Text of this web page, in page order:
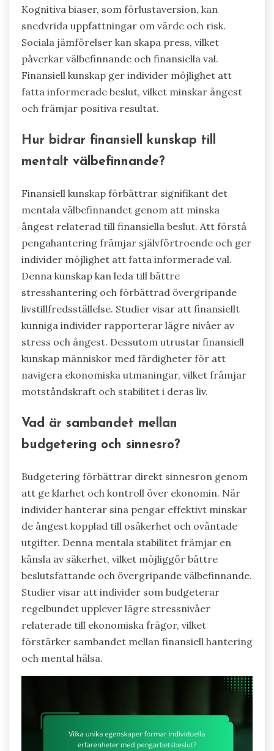
Kognitiva biaser, som förlustaversion, kan
snedvrida uppfattningar om värde och risk.
Sociala jämförelser kan skapa press, vilket
påverkar välbefinnande och finansiella val.
Finansiell kunskap ger individer möjlighet att
fatta informerade beslut, vilket minskar ångest
och främjar positiva resultat.
Hur bidrar finansiell kunskap till
mentalt välbefinnande?
Finansiell kunskap förbättrar signifikant det
mentala välbefinnandet genom att minska
ångest relaterad till finansiella beslut. Att förstå
pengahantering främjar självförtroende och ger
individer möjlighet att fatta informerade val.
Denna kunskap kan leda till bättre
stresshantering och förbättrad övergripande
livstillfredsställelse. Studier visar att finansiellt
kunniga individer rapporterar lägre nivåer av
stress och ångest. Dessutom utrustar finansiell
kunskap människor med färdigheter för att
navigera ekonomiska utmaningar, vilket främjar
motståndskraft och stabilitet i deras liv.
Vad är sambandet mellan
budgetering och sinnesro?
Budgetering förbättrar direkt sinnesron genom
att ge klarhet och kontroll över ekonomin. När
individer hanterar sina pengar effektivt minskar
de ångest kopplad till osäkerhet och oväntade
utgifter. Denna mentala stabilitet främjar en
känsla av säkerhet, vilket möjliggör bättre
beslutsfattande och övergripande välbefinnande.
Studier visar att individer som budgeterar
regelbundet upplever lägre stressnivåer
relaterade till ekonomiska frågor, vilket
förstärker sambandet mellan finansiell hantering
och mental hälsa.